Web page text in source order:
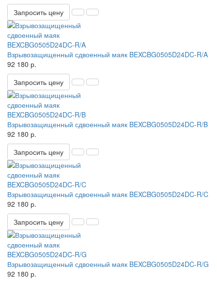
Запросить цену
Взрывозащищенный сдвоенный маяк BEXCBG0505D24DC-R/A
92 180 р.
Запросить цену
Взрывозащищенный сдвоенный маяк BEXCBG0505D24DC-R/B
92 180 р.
Запросить цену
Взрывозащищенный сдвоенный маяк BEXCBG0505D24DC-R/C
92 180 р.
Запросить цену
Взрывозащищенный сдвоенный маяк BEXCBG0505D24DC-R/G
92 180 р.